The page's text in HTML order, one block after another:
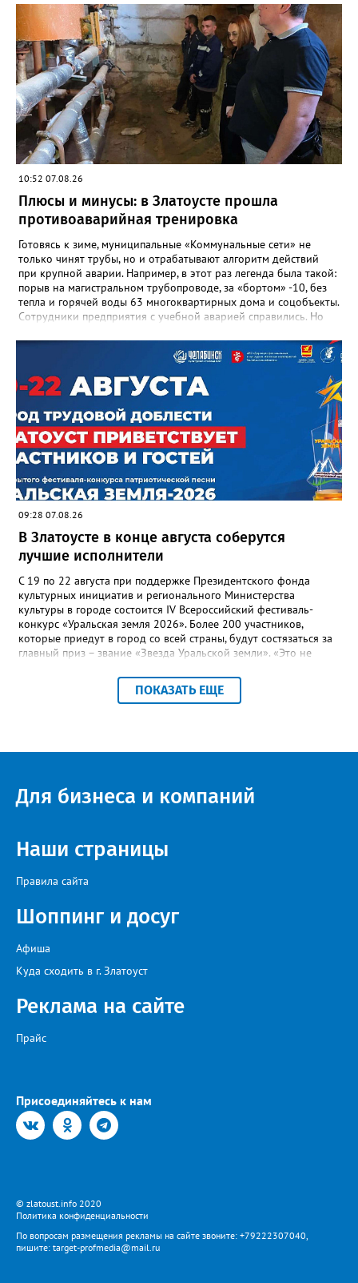
«Благодаря её мудрому руководству в школе сформировался
сильный педагогический коллектив, объединённый общими
ценностями и любовью к своему делу. Для многих Галина
Ивановна навсегда останется не только талантливым
руководителем, но и настоящим Учителем с большой буквы», -
говорится в сообществе школы №23 во ВКонтакте. Свои
соболезнования семье Галины Ивановны выразил глава
Златоуста Олег Решетников. «Её вклад зафиксирован в
важнейших документах школы, но главное - он остался в
людях: в тех учителях, которых она поддержала, в тех
учениках, которых она вдохновила. Заслуженный учитель РФ,
«Отличник народного просвещения», обладатель медали «За
доблестный труд», Галина Ивановна оставила не только
награды и документы, но и работающий, живой механизм
школы, который продолжает жить её принципами», - говорится
в некрологе.
10:52 07.08.26
Плюсы и минусы: в Златоусте прошла
противоаварийная тренировка
Готовясь к зиме, муниципальные «Коммунальные сети» не
только чинят трубы, но и отрабатывают алгоритм действий
при крупной аварии. Например, в этот раз легенда была такой:
порыв на магистральном трубопроводе, за «бортом» -10, без
тепла и горячей воды 63 многоквартирных дома и соцобъекты.
Сотрудники предприятия с учебной аварией справились. Но
отметили и недочёты. «Например, управляющие компании
несвоевременно приняли меры для предотвращения
“перемерзания” общей домовой тепловой сети
многоквартирного дома, отсутствовало взаимодействие с
ресурсоснабжающей организацией, ЕДДС и иными службами»,
— сообщила начальник Главного управления ГЖИ Ирина
Настенко. В следующий раз, рекомендовали в
Госжилинспекции, службы должны действовать слаженно. И
оперативно делиться информацией со всеми
заинтересованными – от поставщика тепла до конечных
потребителей.
09:28 07.08.26
В Златоусте в конце августа соберутся
лучшие исполнители
С 19 по 22 августа при поддержке Президентского фонда
культурных инициатив и регионального Министерства
культуры в городе состоится IV Всероссийский фестиваль-
конкурс «Уральская земля 2026». Более 200 участников,
которые приедут в город со всей страны, будут состязаться за
главный приз – звание «Звезда Уральской земли». «Это не
прослушивания участников, мастер-классы от ведущих
наставников, выступления победителей прошлых лет и
Челябинской, Свердловской, Курганской, Оренбургской
идейный вдохновитель, организатор фестиваля, эстрадный
певец, победитель главного патриотического конкурса страны
искусства «Золотая лира», участник телевизионных проектов
на Первом канале, обладатель звания «Голос страны» Алексей
ПОКАЗАТЬ ЕЩЕ
Для бизнеса и компаний
Наши страницы
Правила сайта
Шоппинг и досуг
Афиша
Куда сходить в г. Златоуст
Реклама на сайте
Прайс
Присоединяйтесь к нам
© zlatoust.info 2020
Политика конфиденциальности
По вопросам размещения рекламы на сайте звоните: +79222307040,
пишите: target-profmedia@mail.ru